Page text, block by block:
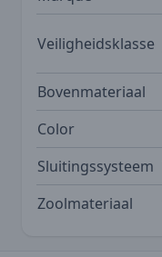
Veiligheidsklasse
Bovenmateriaal
Color
Sluitingssysteem
Zoolmateriaal